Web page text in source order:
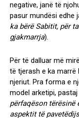
negative, janë të
pasur mundësi edhe
ka bërë Sabitit, për
gjakmarrja).
Për të dalluar më
të tjerash e ka marrë
njeriut. Pra forma e
model arketipi, pastaj
përfaqëson tërësinë
aspektit të